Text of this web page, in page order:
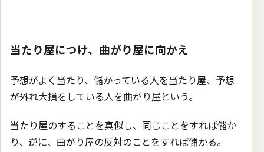
当たり屋につけ、曲がり屋に向かえ
予想がよく当たり、儲かっている人を当たり屋、予想
が外れ大損をしている人を曲がり屋という。
当たり屋のすることを真似し、同じことをすれば儲か
り、逆に、曲がり屋の反対のことをすれば儲かる。